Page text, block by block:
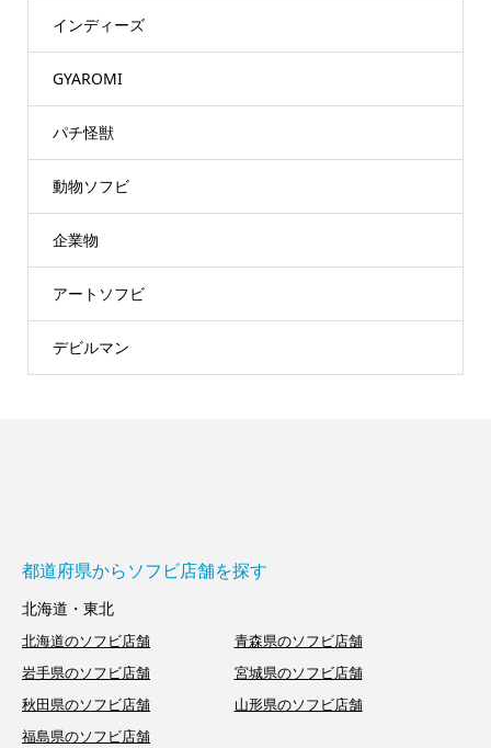
インディーズ
GYAROMI
パチ怪獣
動物ソフビ
企業物
アートソフビ
デビルマン
都道府県からソフビ店舗を探す
北海道・東北
北海道のソフビ店舗
青森県のソフビ店舗
岩手県のソフビ店舗
宮城県のソフビ店舗
秋田県のソフビ店舗
山形県のソフビ店舗
福島県のソフビ店舗